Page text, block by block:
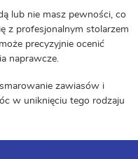
lub nie masz pewności, co
z profesjonalnym stolarzem
precyzyjnie ocenić
naprawcze.
zawiasów i
w uniknięciu tego rodzaju